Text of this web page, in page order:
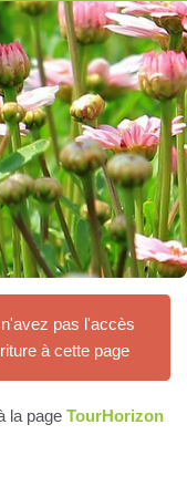
pas l'accès
à cette page
la pageTourHorizon